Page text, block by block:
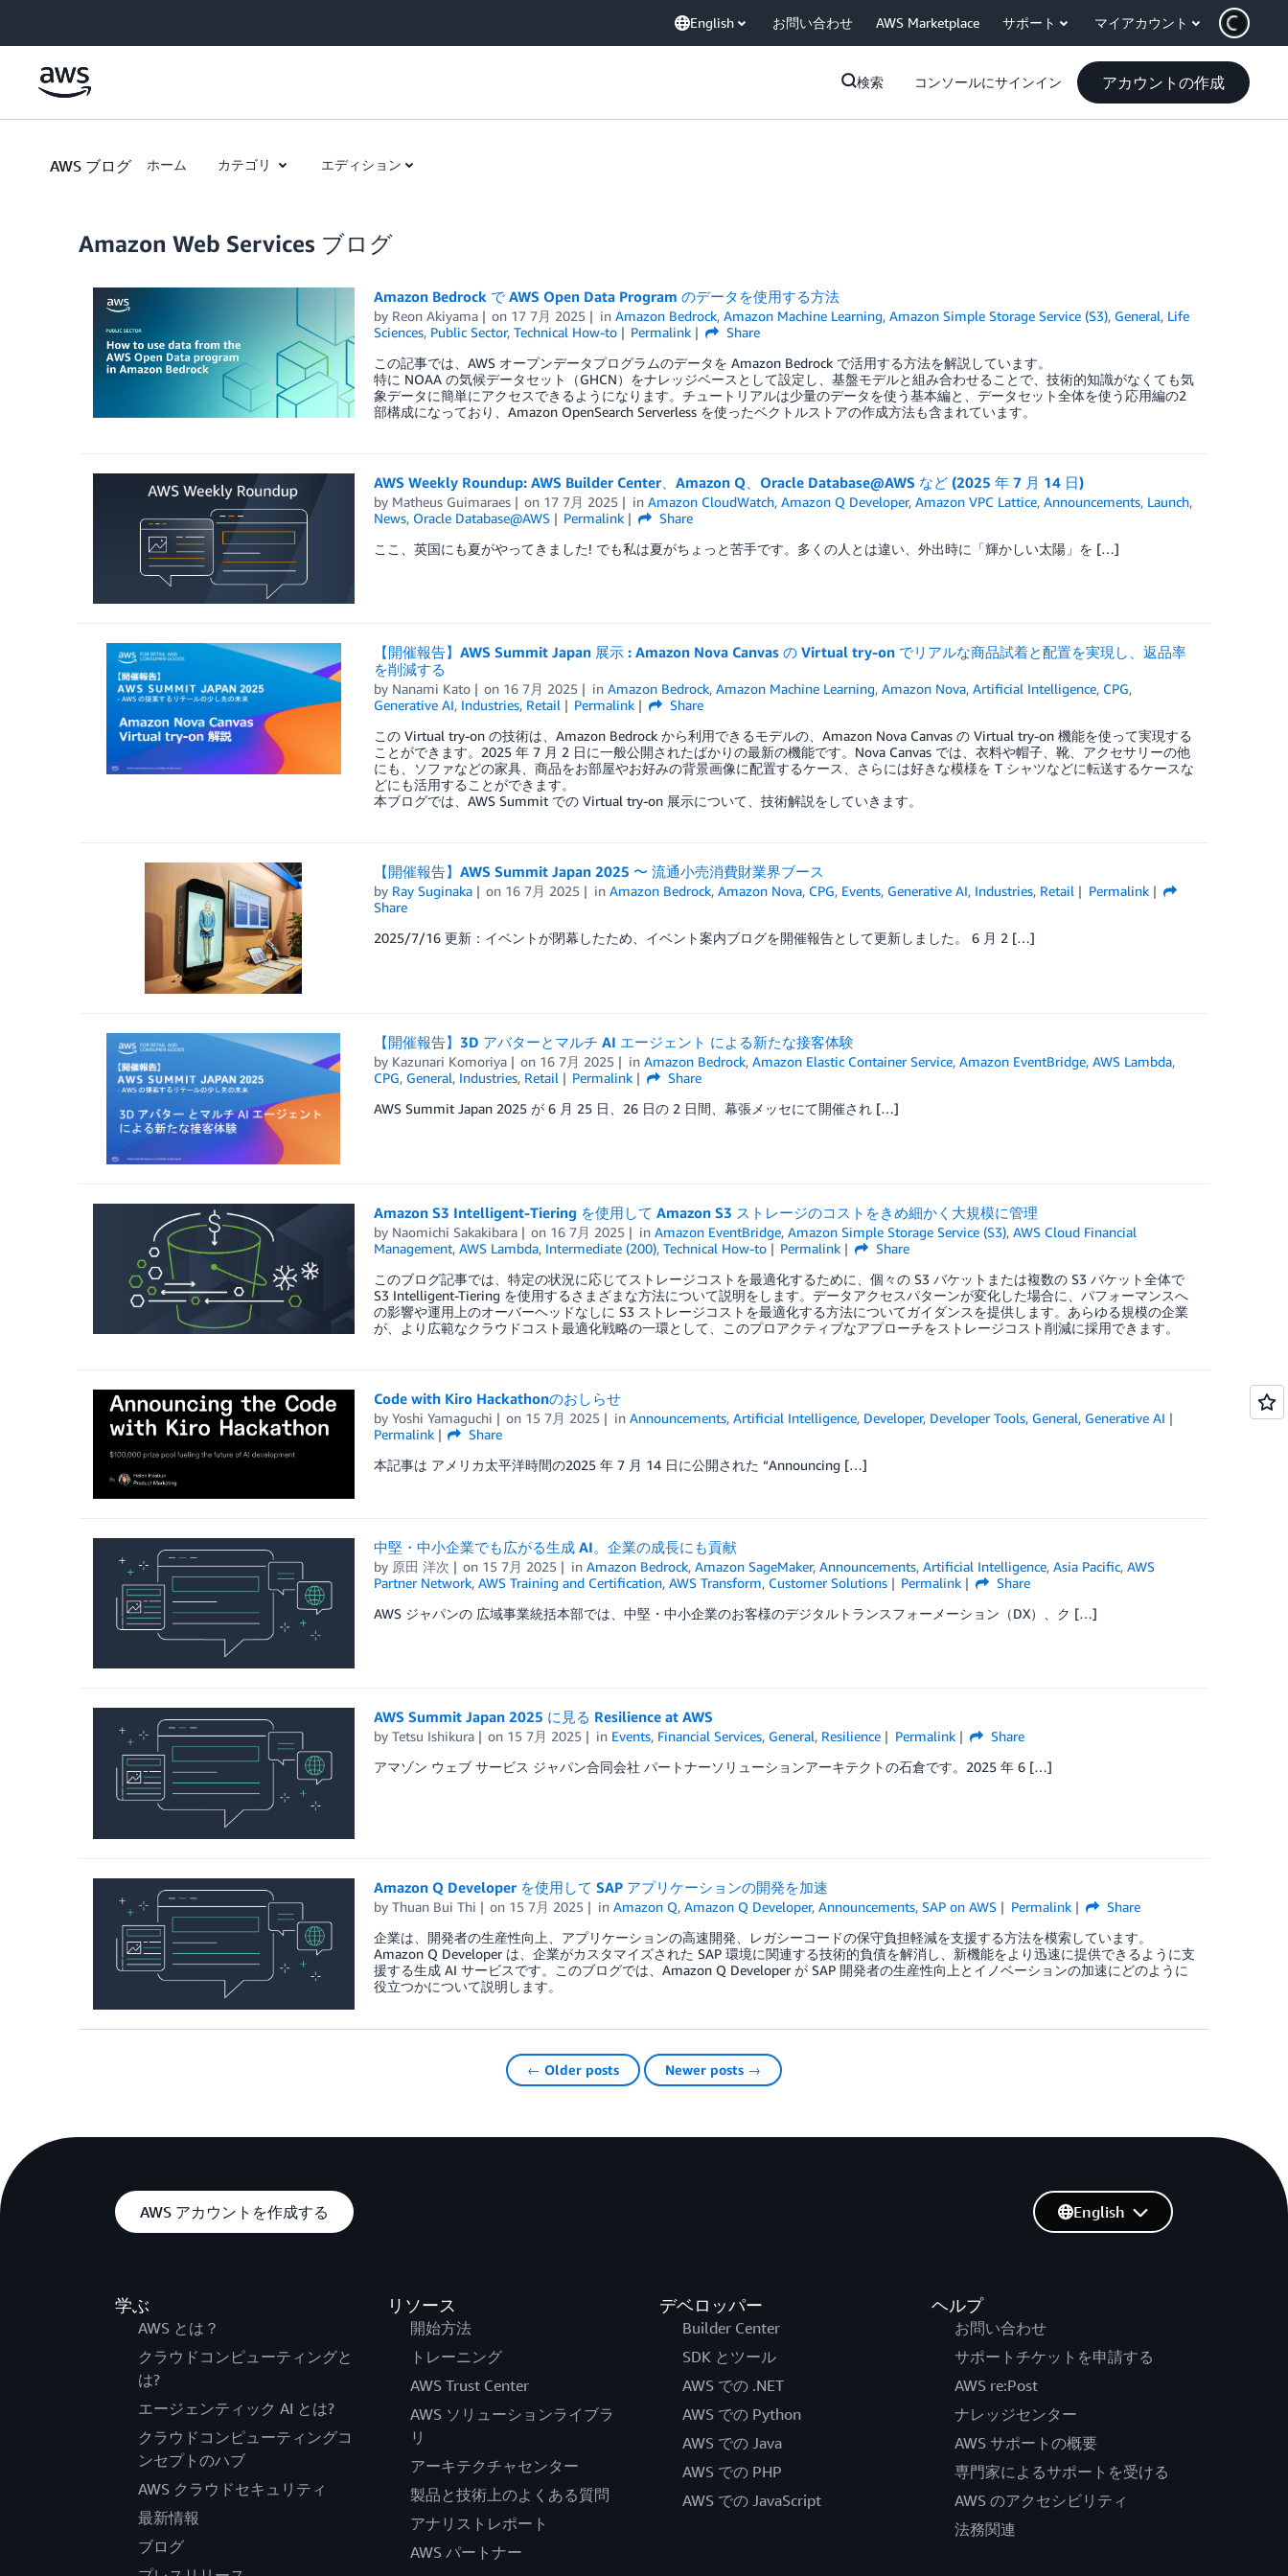
English お問い合わせ AWS Marketplace サポート マイアカウント
検索 コンソールにサインイン アカウントの作成
AWS ブログ ホーム カテゴリ エディション
Amazon Web Services ブログ
Amazon Bedrock で AWS Open Data Program のデータを使用する方法
by Reon Akiyama on 17 7月 2025 inAmazon Bedrock,Amazon Machine Learning,Amazon Simple Storage Service (S3), General, Life
Sciences, Public Sector, Technical How-to Permalink
Share
この記事では、AWS オープンデータプログラムのデータを Amazon Bedrock で活用する方法を解説しています。
特に NOAA の気候データセット（GHCN）をナレッジベースとして設定し、基盤モデルと組み合わせることで、技術的知識がなくても気
象データに簡単にアクセスできるようになります。チュートリアルは少量のデータを使う基本編と、データセット全体を使う応用編の2
部構成になっており、Amazon OpenSearch Serverless を使ったベクトルストアの作成方法も含まれています。
AWS Weekly Roundup: AWS Builder Center、Amazon Q、Oracle Database@AWS など (2025 年 7 月 14 日)
by Matheus Guimaraes on 17 7月 2025 inAmazon CloudWatch,Amazon Q Developer,Amazon VPC Lattice,Announcements, Launch,
News, Oracle Database@AWS Permalink
Share
ここ、英国にも夏がやってきました! でも私は夏がちょっと苦手です。多くの人とは違い、外出時に「輝かしい太陽」を […]
【開催報告】AWS Summit Japan 展示 : Amazon Nova Canvas の Virtual try-on でリアルな商品試着と配置を実現し、返品率
を削減する
by Nanami Kato on 16 7月 2025 inAmazon Bedrock,Amazon Machine Learning,Amazon Nova,Artificial Intelligence, CPG,
Generative AI, Industries, Retail Permalink
Share
この Virtual try-on の技術は、Amazon Bedrock から利用できるモデルの、Amazon Nova Canvas の Virtual try-on 機能を使って実現する
ことができます。2025 年 7 月 2 日に一般公開されたばかりの最新の機能です。Nova Canvas では、衣料や帽子、靴、アクセサリーの他
にも、ソファなどの家具、商品をお部屋やお好みの背景画像に配置するケース、さらには好きな模様を T シャツなどに転送するケースな
どにも活用することができます。
本ブログでは、AWS Summit での Virtual try-on 展示について、技術解説をしていきます。
【開催報告】AWS Summit Japan 2025 〜 流通小売消費財業界ブース
by Ray Suginaka on 16 7月 2025 inAmazon Bedrock,Amazon Nova, CPG, Events, Generative AI, Industries, Retail
Permalink
Share
2025/7/16 更新：イベントが閉幕したため、イベント案内ブログを開催報告として更新しました。 6 月 2 […]
【開催報告】3D アバターとマルチ AI エージェント による新たな接客体験
by Kazunari Komoriya on 16 7月 2025 inAmazon Bedrock,Amazon Elastic Container Service,Amazon EventBridge,AWS Lambda,
CPG, General, Industries, Retail Permalink
Share
AWS Summit Japan 2025 が 6 月 25 日、26 日の 2 日間、幕張メッセにて開催され […]
Amazon S3 Intelligent-Tiering を使用して Amazon S3 ストレージのコストをきめ細かく大規模に管理
by Naomichi Sakakibara on 16 7月 2025 inAmazon EventBridge,Amazon Simple Storage Service (S3),AWS Cloud Financial
Management, AWS Lambda, Intermediate (200), Technical How-to Permalink
Share
このブログ記事では、特定の状況に応じてストレージコストを最適化するために、個々の S3 バケットまたは複数の S3 バケット全体で
S3 Intelligent-Tiering を使用するさまざまな方法について説明をします。データアクセスパターンが変化した場合に、パフォーマンスへ
の影響や運用上のオーバーヘッドなしに S3 ストレージコストを最適化する方法についてガイダンスを提供します。あらゆる規模の企業
が、より広範なクラウドコスト最適化戦略の一環として、このプロアクティブなアプローチをストレージコスト削減に採用できます。
Code with Kiro Hackathonのおしらせ
by Yoshi Yamaguchi on 15 7月 2025 inAnnouncements,Artificial Intelligence, Developer, Developer Tools, General, Generative AI
Permalink
Share
本記事は アメリカ太平洋時間の2025 年 7 月 14 日に公開された “Announcing […]
中堅・中小企業でも広がる生成 AI。企業の成長にも貢献
by 原田 洋次 on 15 7月 2025 inAmazon Bedrock,Amazon SageMaker,Announcements,Artificial Intelligence,Asia Pacific,AWS
Partner Network, AWS Training and Certification, AWS Transform, Customer Solutions Permalink
Share
AWS ジャパンの 広域事業統括本部では、中堅・中小企業のお客様のデジタルトランスフォーメーション（DX）、ク […]
AWS Summit Japan 2025 に見る Resilience at AWS
by Tetsu Ishikura on 15 7月 2025 in Events, Financial Services, General, Resilience Permalink
Share
アマゾン ウェブ サービス ジャパン合同会社 パートナーソリューションアーキテクトの石倉です。2025 年 6 […]
Amazon Q Developer を使用して SAP アプリケーションの開発を加速
by Thuan Bui Thi on 15 7月 2025 inAmazon Q,Amazon Q Developer,Announcements,SAP on AWS Permalink
Share
企業は、開発者の生産性向上、アプリケーションの高速開発、レガシーコードの保守負担軽減を支援する方法を模索しています。
Amazon Q Developer は、企業がカスタマイズされた SAP 環境に関連する技術的負債を解消し、新機能をより迅速に提供できるように支
援する生成 AI サービスです。このブログでは、Amazon Q Developer が SAP 開発者の生産性向上とイノベーションの加速にどのように
役立つかについて説明します。
← Older posts Newer posts →
AWS アカウントを作成する
学ぶ
AWS とは？
クラウドコンピューティングと
は?
エージェンティック AI とは?
クラウドコンピューティングコ
ンセプトのハブ
AWS クラウドセキュリティ
最新情報
ブログ
リソース
開始方法
トレーニング
AWS Trust Center
AWS ソリューションライブラ
リ
アーキテクチャセンター
製品と技術上のよくある質問
アナリストレポート
AWS パートナー
デベロッパー
Builder Center
SDK とツール
AWS での .NET
AWS での Python
AWS での Java
AWS での PHP
AWS での JavaScript
ヘルプ
お問い合わせ
サポートチケットを申請する
AWS re:Post
ナレッジセンター
AWS サポートの概要
専門家によるサポートを受ける
AWS のアクセシビリティ
法務関連
English